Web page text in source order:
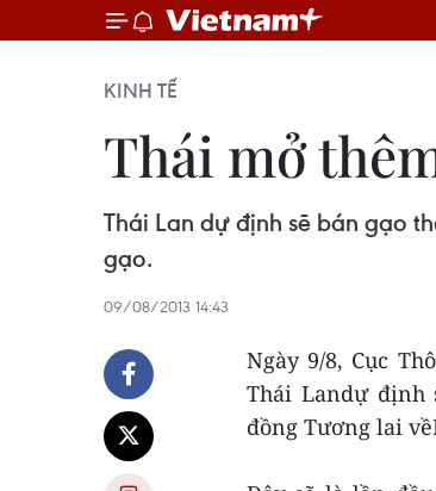
KINH TẾ
Thái mở
Thái Lan dự định sẽ bán gạo
gạo.
09/08/2013 14:43
Ngày 9/8, Cục
Thái Landự định
đồng Tương lai